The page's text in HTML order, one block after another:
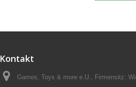
Kontakt
Games, Toys & more e.U., Firmensitz: